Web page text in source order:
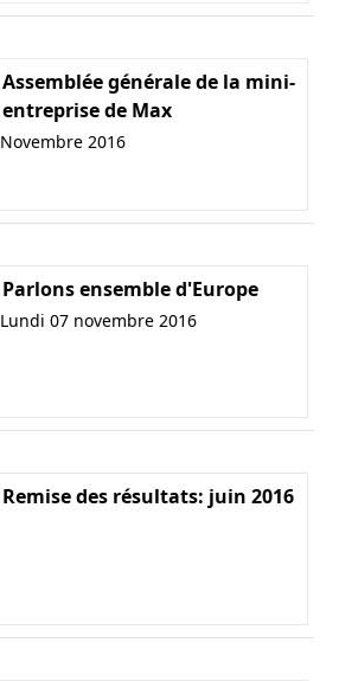
Assemblée générale de la mini-
entreprise de Max
Novembre 2016
Parlons ensemble d'Europe
Lundi 07 novembre 2016
Remise des résultats: juin 2016